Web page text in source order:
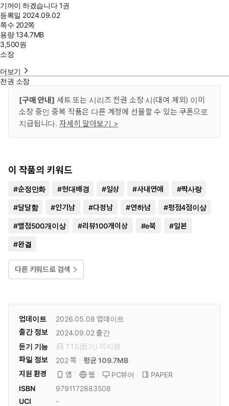
기꺼이 하겠습니다 1권
등록일 2024.09.02
쪽수 202쪽
용량134.7MB
3,500원
소장
더보기
전권 소장
[구매 안내] 세트 또는 시리즈 전권 소장 시(대여 제외) 이미
소장 중인 중복 작품은 다른 계정에 선물할 수 있는 쿠폰으로
지급됩니다. 자세히 알아보기 >
이 작품의 키워드
#순정만화 #현대배경 #일상 #사내연애 #짝사랑
#달달함 #인기남 #다정남 #연하남 #평점4점이상
#별점500개이상 #리뷰100개이상 #e북 #일본
#완결
다른 키워드로 검색
업데이트 2026.05.08 업데이트
출간 정보
2024.09.02 출간
듣기 기능
TTS(듣기) 미 지원
파일 정보
202 쪽
평균 109.7MB
지원 환경
앱 웹 PC뷰어
PAPER
ISBN
9791172883508
UCI
-